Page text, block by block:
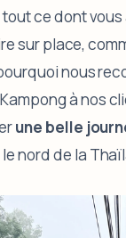
ce dont
sur place,
nous
à nos
une belle
nord de la